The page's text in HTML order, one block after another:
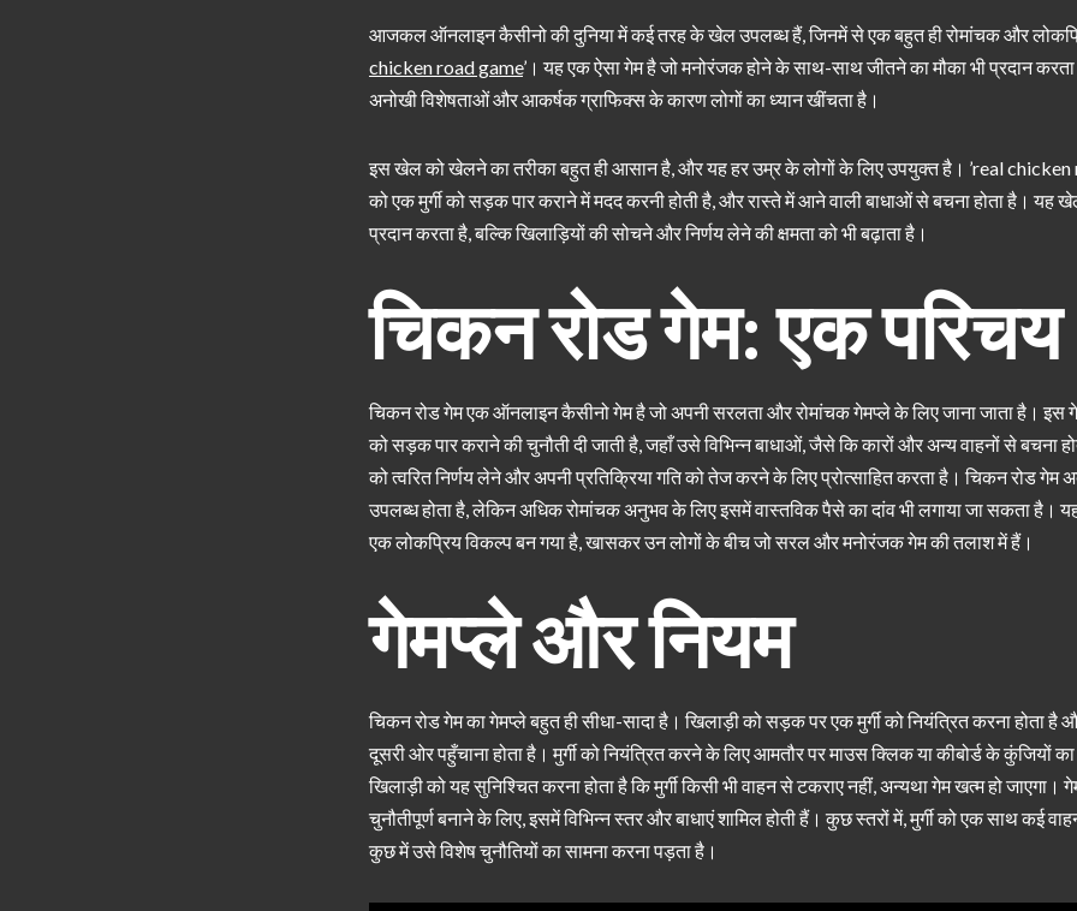
आजकल ऑनलाइन कैसीनो की दुनिया में कई तरह के खेल उपलब्ध हैं, जिनमें से एक बहुत ही रोमांचक और
chicken road game’। यह एक ऐसा गेम है जो मनोरंजक होने के साथ-साथ जीतने का मौका भी प्रदान
अनोखी विशेषताओं और आकर्षक ग्राफिक्स के कारण लोगों का ध्यान खींचता है।
इस खेल को खेलने का तरीका बहुत ही आसान है, और यह हर उम्र के लोगों के लिए उपयुक्त है। ’real chicken
को एक मुर्गी को सड़क पार कराने में मदद करनी होती है, और रास्ते में आने वाली बाधाओं से बचना होता है।
प्रदान करता है, बल्कि खिलाड़ियों की सोचने और निर्णय लेने की क्षमता को भी बढ़ाता है।
चिकन रोड गेम: एक परिचय
चिकन रोड गेम एक ऑनलाइन कैसीनो गेम है जो अपनी सरलता और रोमांचक गेमप्ले के लिए जाना जाता है। इस
को सड़क पार कराने की चुनौती दी जाती है, जहाँ उसे विभिन्न बाधाओं, जैसे कि कारों और अन्य वाहनों से बचना
को त्वरित निर्णय लेने और अपनी प्रतिक्रिया गति को तेज करने के लिए प्रोत्साहित करता है। चिकन रोड
उपलब्ध होता है, लेकिन अधिक रोमांचक अनुभव के लिए इसमें वास्तविक पैसे का दांव भी लगाया जा सकता है।
एक लोकप्रिय विकल्प बन गया है, खासकर उन लोगों के बीच जो सरल और मनोरंजक गेम की तलाश में हैं।
गेमप्ले और नियम
चिकन रोड गेम का गेमप्ले बहुत ही सीधा-सादा है। खिलाड़ी को सड़क पर एक मुर्गी को नियंत्रित करना होता
दूसरी ओर पहुँचाना होता है। मुर्गी को नियंत्रित करने के लिए आमतौर पर माउस क्लिक या कीबोर्ड के कुंजियों
खिलाड़ी को यह सुनिश्चित करना होता है कि मुर्गी किसी भी वाहन से टकराए नहीं, अन्यथा गेम खत्म हो
चुनौतीपूर्ण बनाने के लिए, इसमें विभिन्न स्तर और बाधाएं शामिल होती हैं। कुछ स्तरों में, मुर्गी को एक साथ कई
कुछ में उसे विशेष चुनौतियों का सामना करना पड़ता है।